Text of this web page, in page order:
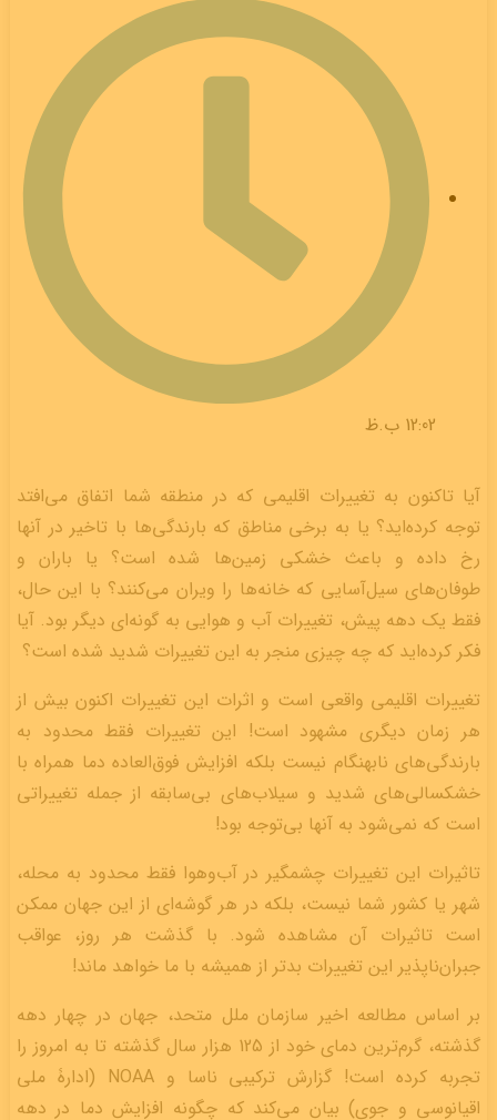
12:02 ب.ظ
آیا تاکنون به تغییرات اقلیمی که در منطقه شما اتفاق می‌افتد
توجه کرده‌اید؟ یا به برخی مناطق که بارندگی‌ها با تاخیر در آنها
رخ داده و باعث خشکی زمین‌ها شده است؟ یا باران‌ و
طوفان‌های سیل‌آسایی که خانه‌ها را ویران می‌کنند؟ با این حال،
فقط یک دهه پیش، تغییرات آب و هوایی به گونه‌ای دیگر بود. آیا
فکر کرده‌اید که چه چیزی منجر به این تغییرات شدید شده است؟
تغییرات اقلیمی واقعی است و اثرات این تغییرات اکنون بیش از
هر زمان دیگری مشهود است! این تغییرات فقط محدود به
بارندگی‌های نابهنگام نیست بلکه افزایش فوق‌العاده دما همراه با
خشکسالی‌های شدید و سیلاب‌های بی‌سابقه از جمله تغییراتی
است که نمی‌شود به آنها بی‌توجه بود!
تاثیرات این تغییرات چشمگیر در آب‌و‌هوا فقط محدود به محله،
شهر یا کشور شما نیست، بلکه در هر گوشه‌ای از این جهان ممکن
است تاثیرات آن مشاهده شود. با گذشت هر روز، عواقب
جبران‌ناپذیر این تغییرات بدتر از همیشه با ما خواهد ماند!
بر اساس مطالعه اخیر سازمان ملل متحد، جهان در چهار دهه
گذشته، گرم‌ترین دمای خود از 125 هزار سال گذشته تا به امروز را
تجربه کرده است! گزارش ترکیبی ناسا و NOAA (ادارۀ ملی
اقیانوسی و جوی) بیان می‌کند که چگونه افزایش دما در دهه